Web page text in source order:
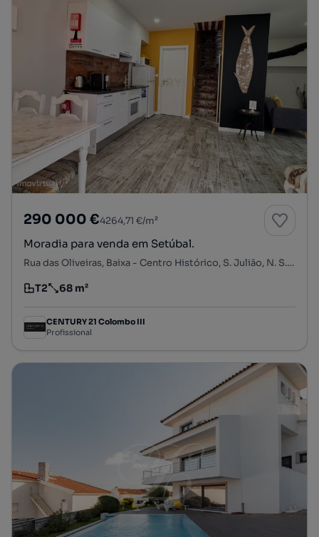
290 000 €4264,71 €/m²
Moradia para venda em Setúbal.
Rua das Oliveiras, Baixa - Centro Histórico, S. Julião, N. S. da Anunciada e S. Maria da Graça, Setúbal, Setúbal
Tipologia
T2
Preço por metro quadrado
68 m²
CENTURY 21 Colombo III
Profissional